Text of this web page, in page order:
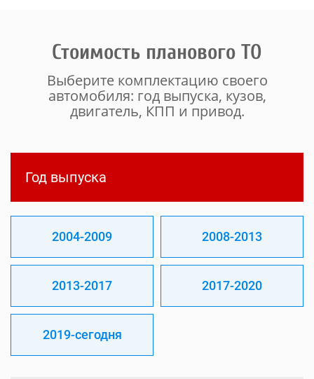
Стоимость планового ТО
Выберите комплектацию своего
автомобиля: год выпуска, кузов,
двигатель, КПП и привод.
Год выпуска
2004-2009 2008-2013
2013-2017 2017-2020
2019-сегодня